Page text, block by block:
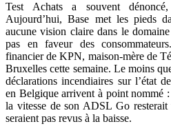
Test Achats a souvent
Aujourd’hui, Base met les pieds
aucune vision claire dans le
pas en faveur des
financier de KPN, maison-mère de
Bruxelles cette semaine. Le moins
déclarations incendiaires sur l’état
en Belgique arrivent à point nommé
la vitesse de son ADSL Go
seraient pas revus à la baisse.